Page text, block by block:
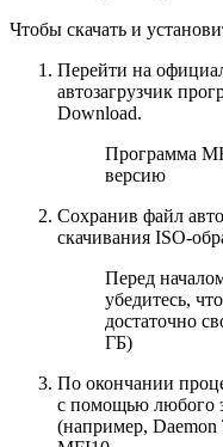
Чтобы скачать и
Перейти на
автозагрузчик
Download.
Программа
версию
Сохранив файл
скачивания ISO-
Перед
убедитесь,
достаточно
ГБ)
По окончании
с помощью любого
(например, Daemon